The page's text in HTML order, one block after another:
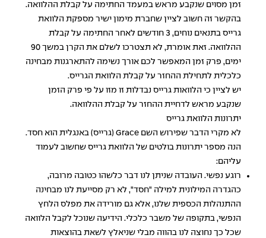
זמן מסוים שנקבע מראש במעמד החתימה על קבלת ההלוואה.
בהקשר זה חשוב לציין שחברת מימון ישיר מספקת הלוואת
גרייס בתנאים נוחים, 3 חודשים לאחר החתימה על קבלת
ההלוואה. זאת אומרת, לא תצטרכו לשלם את הקרן במשך 90
ימים, פרק זמן המאפשר לכם אורך נשימה להתארגנות מבחינה
כלכלית לתחילת ההחזר על קבלת הלוואת הגרייס.
יש לציין כי הלוואות גרייס נבדלות זו מזו על פי פרק הזמן
שנקבע מראש לדחיית ההחזר על קבלת ההלוואה.
יתרונות הלוואת גרייס
לא מקרי הדבר שפירוש השם Grace (גרייס) באנגלית הוא חסד.
הנה מספר יתרונות בולטים של הלוואת גרייס שחשוב לעמוד
עליהם:
רוגע נפשי. העובדה שניתן לנו דבר כלשהו כטובה מרובה,
כהגדרה המילונית למילה "חסד", לא רק מסייעת לנו מבחינה
ההתנהלות הכספית שלנו, אלא גם מורידה את מפלס הלחץ
הנפשי, בתקופה של משבר כלכלי. הידיעה שנוכל לקבל הלוואה
שכל כך נחוצה לנו בהווה מבלי שניאלץ לשאת בהוצאות